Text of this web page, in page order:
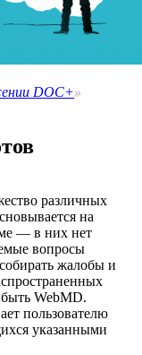
DOC+»
различных
на
— в них нет
вопросы
жалобы и
WebMD.
пользователю
указанными